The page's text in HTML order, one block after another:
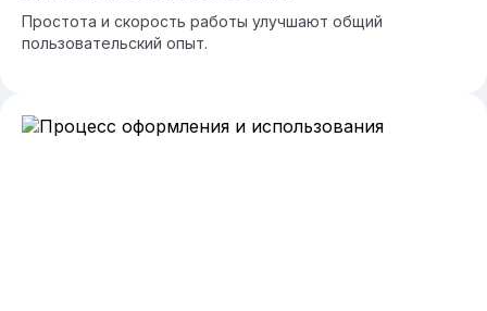
Простота и скорость работы улучшают общий
пользовательский опыт.